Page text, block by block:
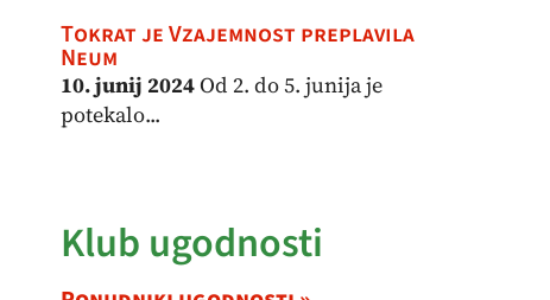
Tokrat je Vzajemnost preplavila
Neum
10. junij 2024Od 2. do 5. junija je
potekalo...
Klub ugodnosti